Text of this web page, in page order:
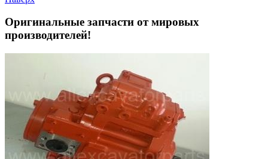
Оригинальные запчасти от мировых
производителей!